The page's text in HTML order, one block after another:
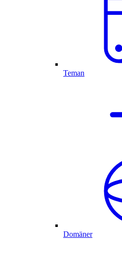
Teman
Domäner